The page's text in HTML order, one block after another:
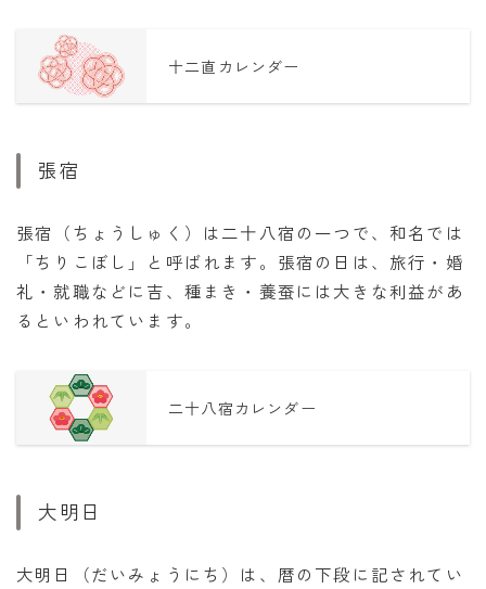
十二直カレンダー
張宿
張宿（ちょうしゅく）は二十八宿の一つで、和名では
「ちりこぼし」と呼ばれます。張宿の日は、旅行・婚
礼・就職などに吉、種まき・養蚕には大きな利益があ
るといわれています。
二十八宿カレンダー
大明日
大明日（だいみょうにち）は、暦の下段に記されてい